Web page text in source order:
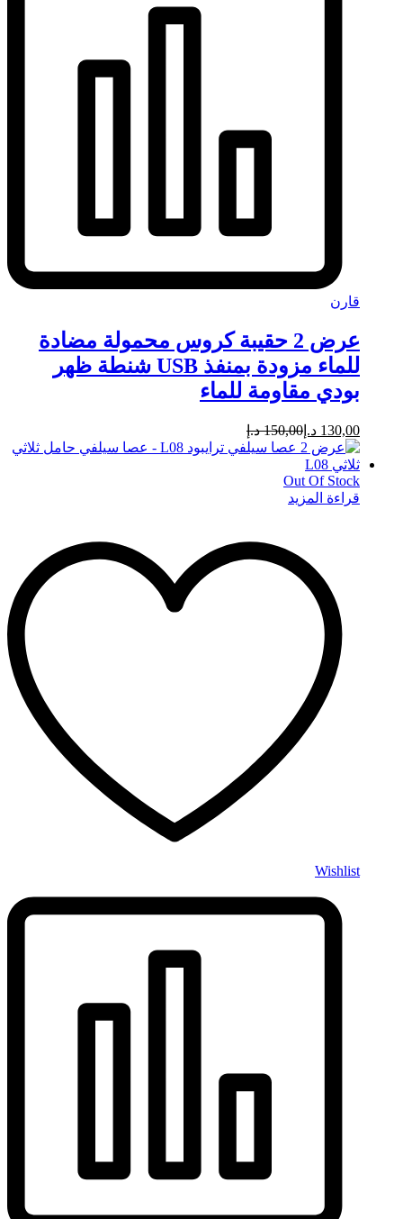
قارن
عرض 2 حقيبة كروس محمولة مضادة
للماء مزودة بمنفذ USB شنطة ظهر
بودي مقاومة للماء
130,00 د.إ 150,00 د.إ
Out Of Stock
قراءة المزيد
Wishlist